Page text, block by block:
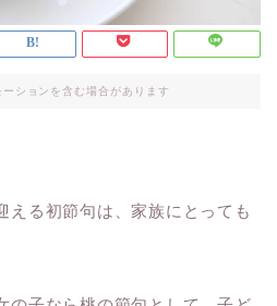
ションを含む場合があります
える初節句は、家族にとっても